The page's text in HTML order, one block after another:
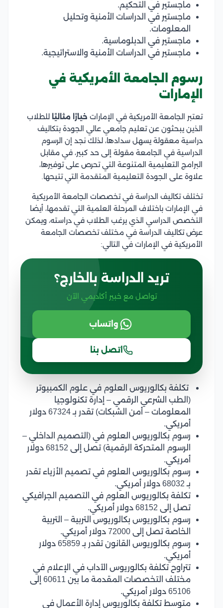
ماجستير في التحكيم.
ماجستير في الدراسات الأمنية وتحليل
المعلومات.
ماجستير في الدبلوماسية.
ماجستير في الدراسات الأمنية والاستراتيجية.
رسوم الجامعة الأمريكية في
الإمارات
تعتبر الجامعة الأمريكية في الإمارات خيارًا مثاليًا للطلاب
الذين يبحثون عن تعليم جامعي عالي الجودة بتكاليف
دراسية معقولة يسهل سدادها، لذلك نجد إن الرسوم
الدراسية في الجامعة مقولة إلى حد كبير، في مقابل
البرامج التعليمية المتنوعة التي تحرص على توفيرها،
علاوة على الجودة التعليمية المتقدمة التي تتيحها.
تختلف تكاليف الدراسة في تخصصات الجامعة الأمريكية
في الإمارات باختلاف المرحلة العلمية التي تقدمها، أيضا
التخصص الدراسي الذي يرغب الطلاب في دراسته، ويمكن
عرض تكاليف الدراسة في مختلف تخصصات الجامعة
الأمريكية في الإمارات في التالي:
تريد الدراسة بالخارج؟
تواصل مع خبير أكاديمي الآن
واتساب
اتصل بنا
تكلفة بكالوريوس العلوم في علوم الكمبيوتر
(الطب الشرعي الرقمي – إدارة تكنولوجيا
المعلومات – أمن الشبكات) تقدر بـ 67324 دولار
أمريكي.
رسوم بكالوريوس العلوم في (التصميم الداخلي –
الرسوم المتحركة الرقمية) تصل إلى 68152 دولار
أمريكي.
رسوم بكالوريوس العلوم في تصميم الأزياء تقدر
بـ 68032 دولار أمريكي.
تكلفة بكالوريوس العلوم في التصميم الجرافيكي
تصل إلى 68152 دولار أمريكي.
رسوم بكالوريوس بكالوريوس التربية – التربية
الخاصة تصل إلى 72000 دولار أمريكي.
رسوم بكالوريوس القانون تقدر بـ 65859 دولار
أمريكي.
تتراوح تكلفة بكالوريوس الآداب في الإعلام في
مختلف التخصصات المقدمة ما بين 60611 إلى
65106 دولار أمريكي.
متوسط تكلفة بكالوريوس إدارة الأعمال في